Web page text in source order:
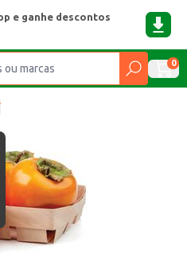
e ganhe descontos
0